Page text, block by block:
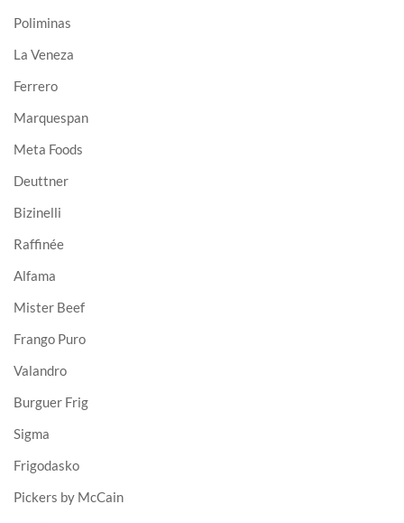
Poliminas
La Veneza
Ferrero
Marquespan
Meta Foods
Deuttner
Bizinelli
Raffinée
Alfama
Mister Beef
Frango Puro
Valandro
Burguer Frig
Sigma
Frigodasko
Pickers by McCain